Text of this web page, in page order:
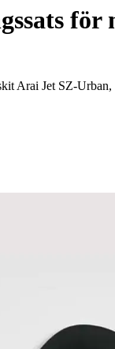
för
Arai Jet SZ-Urban,